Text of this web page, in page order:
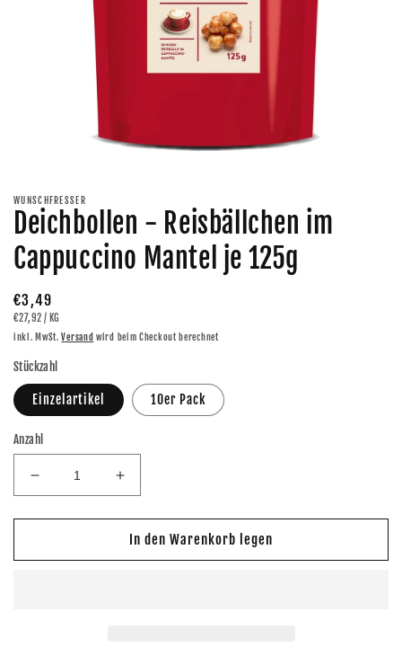
Modal
öffnen
WUNSCHFRESSER
Deichbollen - Reisbällchen im
Cappuccino Mantel je 125g
Normaler
Preis
€3,49
GRUNDPREIS
€27,92 / PRO
KG
inkl. MwSt.Versand wird beim Checkout berechnet
Stückzahl
Einzelartikel 10er Pack
Anzahl
Verringere
die
Menge
Deichbollen
Erhöhe
die
Menge
für
Deichbollen
In den Warenkorb legen